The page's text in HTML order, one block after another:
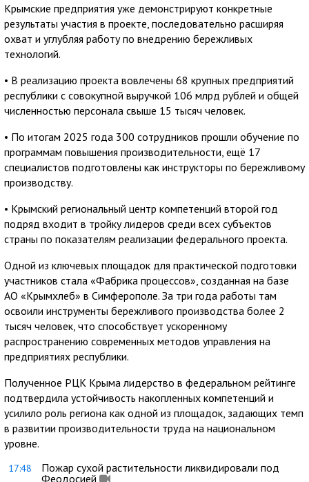
Крымские предприятия уже демонстрируют конкретные
результаты участия в проекте, последовательно расширяя
охват и углубляя работу по внедрению бережливых
технологий.
• В реализацию проекта вовлечены 68 крупных предприятий
республики с совокупной выручкой 106 млрд рублей и общей
численностью персонала свыше 15 тысяч человек.
• По итогам 2025 года 300 сотрудников прошли обучение по
программам повышения производительности, ещё 17
специалистов подготовлены как инструкторы по бережливому
производству.
• Крымский региональный центр компетенций второй год
подряд входит в тройку лидеров среди всех субъектов
страны по показателям реализации федерального проекта.
Одной из ключевых площадок для практической подготовки
участников стала «Фабрика процессов», созданная на базе
АО «Крымхлеб» в Симферополе. За три года работы там
освоили инструменты бережливого производства более 2
тысяч человек, что способствует ускоренному
распространению современных методов управления на
предприятиях республики.
Полученное РЦК Крыма лидерство в федеральном рейтинге
подтвердила устойчивость накопленных компетенций и
усилило роль региона как одной из площадок, задающих темп
в развитии производительности труда на национальном
уровне.
17:48
Пожар сухой растительности ликвидировали под
Феодосией